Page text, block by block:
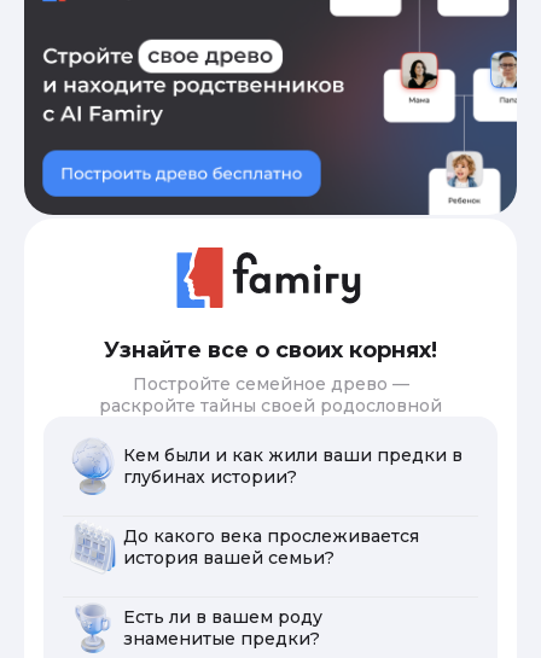
Узнайте все о своих корнях!
Постройте семейное древо —
раскройте тайны своей родословной
Кем были и как жили ваши предки в
глубинах истории?
До какого века прослеживается
история вашей семьи?
Есть ли в вашем роду
знаменитые предки?